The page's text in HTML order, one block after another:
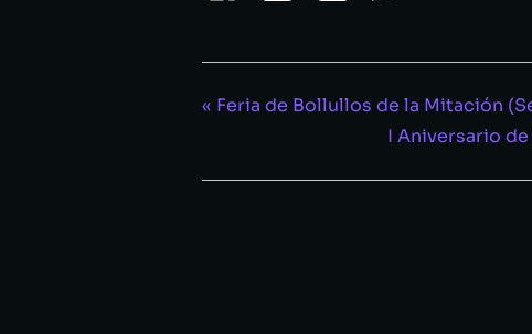
« Feria de Bollullos de la Mitación
I Aniversario